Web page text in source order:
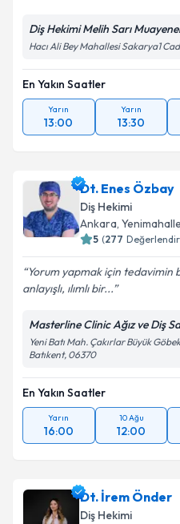
Diş Hekimi Melih Sarı
Hacı Ali Bey Mahallesi Sakarya1
En Yakın Saatler
Yarın
13:00
Yarın
13:30
Dt. Enes Özbay
Diş Hekimi
Ankara, Yenimahalle
5 (277
Yorum yapmak için tedavimin
anlayışlı, ılımlı bir...
Masterline Clinic Ağız ve Diş
Yeni Batı Mah. Çakırlar Büyük
Batıkent, 06370
En Yakın Saatler
Yarın
16:00
10 Ağu
12:00
Dt. İrem Önder
Diş Hekimi